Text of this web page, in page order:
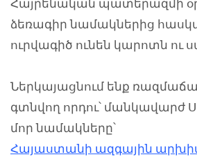
ձեռագիր նամակներից
ուրվագիծ ունեն կարոտն ու
Ներկայացնում ենք
գտնվող որդու՝ մանկավարժ
մոր նամակները՝
Հայաստանի ազգային